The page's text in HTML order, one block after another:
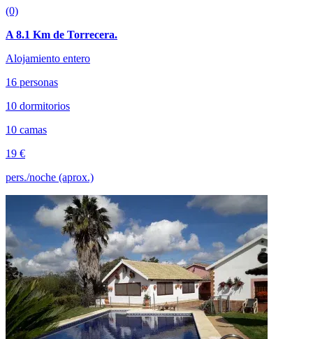
(0)
A 8.1 Km de Torrecera.
Alojamiento entero
16 personas
10 dormitorios
10 camas
19 €
pers./noche (aprox.)